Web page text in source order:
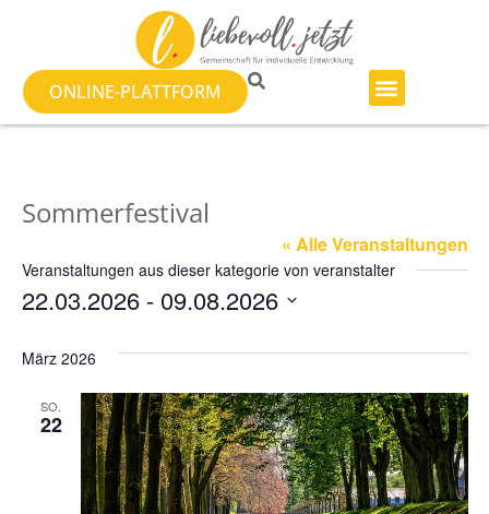
ONLINE-PLATTFORM
Sommerfestival
« Alle Veranstaltungen
Veranstaltungen aus dieser kategorie von veranstalter
22.03.2026 - 09.08.2026
März 2026
SO.
22